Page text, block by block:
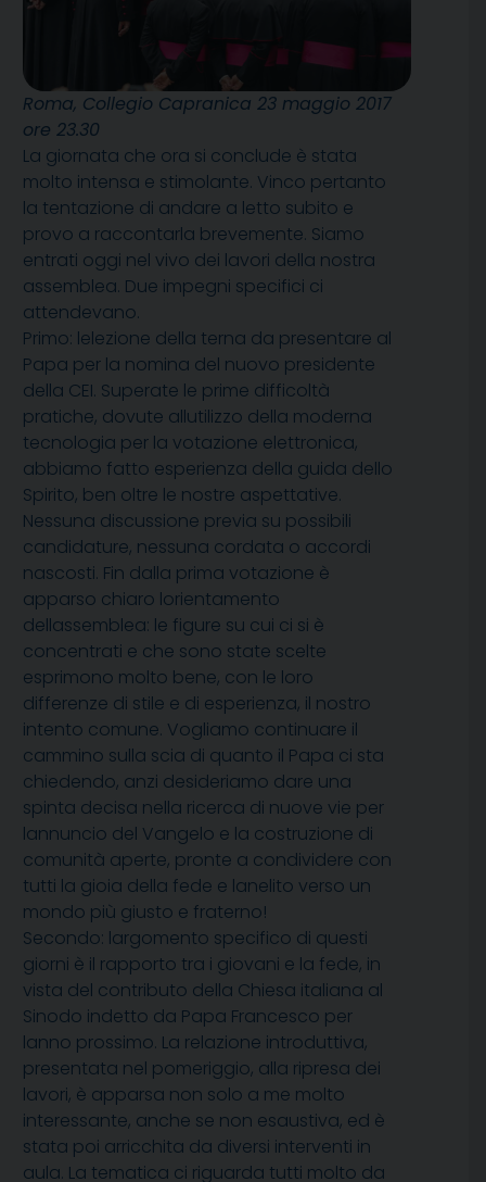
Roma, Collegio Capranica 23 maggio 2017
ore 23.30
La giornata che ora si conclude è stata
molto intensa e stimolante. Vinco pertanto
la tentazione di andare a letto subito e
provo a raccontarla brevemente. Siamo
entrati oggi nel vivo dei lavori della nostra
assemblea. Due impegni specifici ci
attendevano.
Primo: lelezione della terna da presentare al
Papa per la nomina del nuovo presidente
della CEI. Superate le prime difficoltà
pratiche, dovute allutilizzo della moderna
tecnologia per la votazione elettronica,
abbiamo fatto esperienza della guida dello
Spirito, ben oltre le nostre aspettative.
Nessuna discussione previa su possibili
candidature, nessuna cordata o accordi
nascosti. Fin dalla prima votazione è
apparso chiaro lorientamento
dellassemblea: le figure su cui ci si è
concentrati e che sono state scelte
esprimono molto bene, con le loro
differenze di stile e di esperienza, il nostro
intento comune. Vogliamo continuare il
cammino sulla scia di quanto il Papa ci sta
chiedendo, anzi desideriamo dare una
spinta decisa nella ricerca di nuove vie per
lannuncio del Vangelo e la costruzione di
comunità aperte, pronte a condividere con
tutti la gioia della fede e lanelito verso un
mondo più giusto e fraterno!
Secondo: largomento specifico di questi
giorni è il rapporto tra i giovani e la fede, in
vista del contributo della Chiesa italiana al
Sinodo indetto da Papa Francesco per
lanno prossimo. La relazione introduttiva,
presentata nel pomeriggio, alla ripresa dei
lavori, è apparsa non solo a me molto
interessante, anche se non esaustiva, ed è
stata poi arricchita da diversi interventi in
aula. La tematica ci riguarda tutti molto da